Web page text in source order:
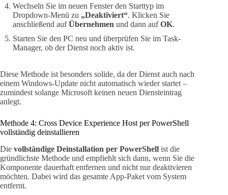
Wechseln Sie im neuen Fenster den Starttyp im
Dropdown-Menü zu „Deaktiviert“. Klicken Sie
anschließend aufÜbernehmen und dann aufOK.
Starten Sie den PC neu und überprüfen Sie im Task-
Manager, ob der Dienst noch aktiv ist.
Diese Methode ist besonders solide, da der Dienst auch nach
einem Windows-Update nicht automatisch wieder startet –
zumindest solange Microsoft keinen neuen Diensteintrag
anlegt.
Methode 4: Cross Device Experience Host per PowerShell
vollständig deinstallieren
Die vollständige Deinstallation per PowerShell ist die
gründlichste Methode und empfiehlt sich dann, wenn Sie die
Komponente dauerhaft entfernen und nicht nur deaktivieren
möchten. Dabei wird das gesamte App-Paket vom System
entfernt.